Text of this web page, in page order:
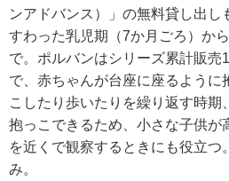
ンアドバンス）」の無料貸し出し
すわった乳児期（7か月ごろ）か
で。ポルバンはシリーズ累計販売
で、赤ちゃんが台座に座るように
こしたり歩いたりを繰り返す時期
抱っこできるため、小さな子供が
を近くで観察するときにも役立つ
み。